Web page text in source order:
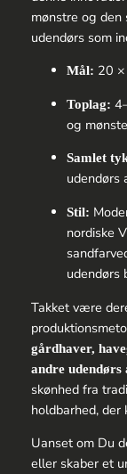
mønstre og
udendørs som
Mål: 20
Toplag:
og
Samlet
udendørs
Stil:
nordiske
udendørs
Takket være
gårdhaver,
andre udendørs
skønhed fra
holdbarhed,
Uanset om Du
eller skaber et